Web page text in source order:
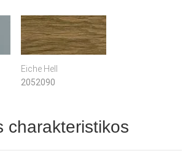
Eiche Hell
2052090
charakteristikos